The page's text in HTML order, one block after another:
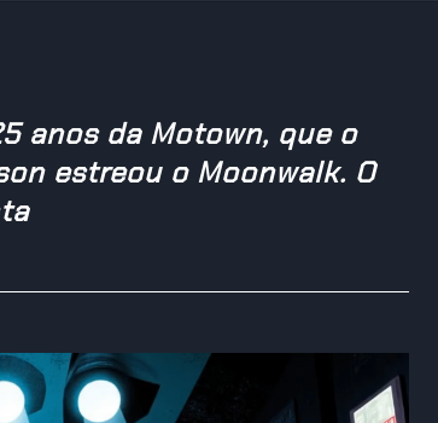
anos da Motown, que o
estreou o Moonwalk. O